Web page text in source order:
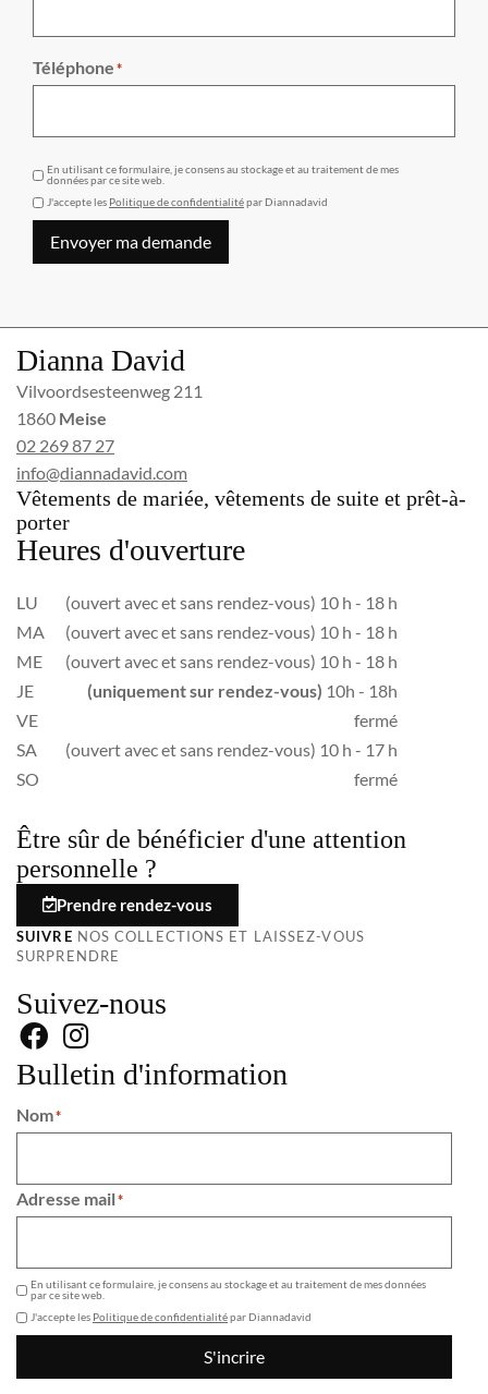
Téléphone*
En utilisant ce formulaire, je consens au stockage et au traitement de mes
données par ce site web.
J'accepte les Politique de confidentialitépar Diannadavid
Envoyer ma demande
Dianna David
Vilvoordsesteenweg 211
1860 Meise
02 269 87 27
info@diannadavid.com
Vêtements de mariée, vêtements de suite et prêt-à-
porter
Heures d'ouverture
LU
(ouvert avec et sans rendez-vous) 10 h - 18 h
MA
(ouvert avec et sans rendez-vous) 10 h - 18 h
ME
(ouvert avec et sans rendez-vous) 10 h - 18 h
JE
(uniquement sur rendez-vous) 10h - 18h
VE
fermé
SA
(ouvert avec et sans rendez-vous) 10 h - 17 h
SO
fermé
Être sûr de bénéficier d'une attention
personnelle ?
Prendre rendez-vous
SUIVRE NOS COLLECTIONS ET LAISSEZ-VOUS
SURPRENDRE
Suivez-nous
Bulletin d'information
Nom*
Adresse mail*
En utilisant ce formulaire, je consens au stockage et au traitement de mes données
par ce site web.
J'accepte les Politique de confidentialitépar Diannadavid
S'incrire